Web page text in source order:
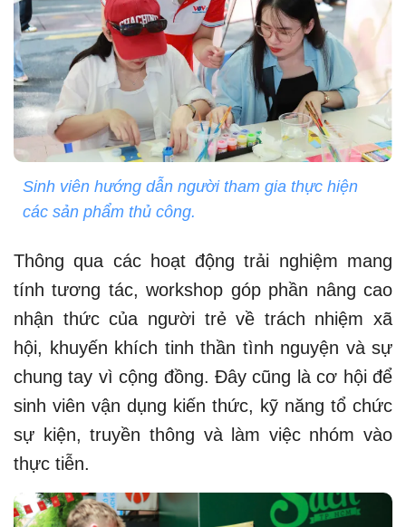
Sinh viên hướng dẫn người tham gia thực hiện
các sản phẩm thủ công.
Thông qua các hoạt động trải nghiệm mang
tính tương tác, workshop góp phần nâng cao
nhận thức của người trẻ về trách nhiệm xã
hội, khuyến khích tinh thần tình nguyện và sự
chung tay vì cộng đồng. Đây cũng là cơ hội để
sinh viên vận dụng kiến thức, kỹ năng tổ chức
sự kiện, truyền thông và làm việc nhóm vào
thực tiễn.